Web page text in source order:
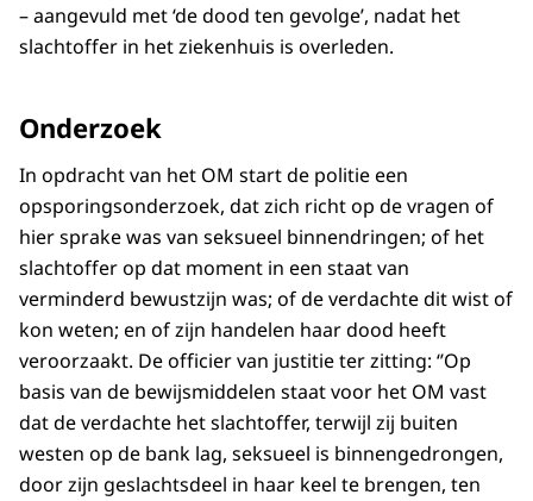
– aangevuld met ‘de dood ten gevolge’, nadat het
slachtoffer in het ziekenhuis is overleden.
Onderzoek
In opdracht van het OM start de politie een
opsporingsonderzoek, dat zich richt op de vragen of
hier sprake was van seksueel binnendringen; of het
slachtoffer op dat moment in een staat van
verminderd bewustzijn was; of de verdachte dit wist of
kon weten; en of zijn handelen haar dood heeft
veroorzaakt. De officier van justitie ter zitting: ‘’Op
basis van de bewijsmiddelen staat voor het OM vast
dat de verdachte het slachtoffer, terwijl zij buiten
westen op de bank lag, seksueel is binnengedrongen,
door zijn geslachtsdeel in haar keel te brengen, ten